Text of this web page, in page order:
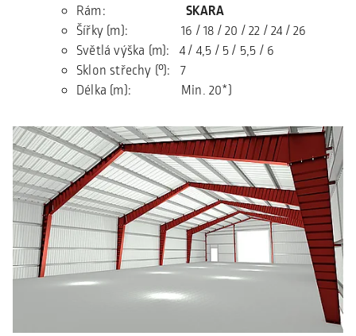
Rám: SKARA
Šířky (m): 16 / 18 / 20 / 22 / 24 / 26
Světlá výška (m): 4 / 4,5 / 5 / 5,5 / 6
Sklon střechy (°): 7
Délka (m): Min. 20*)